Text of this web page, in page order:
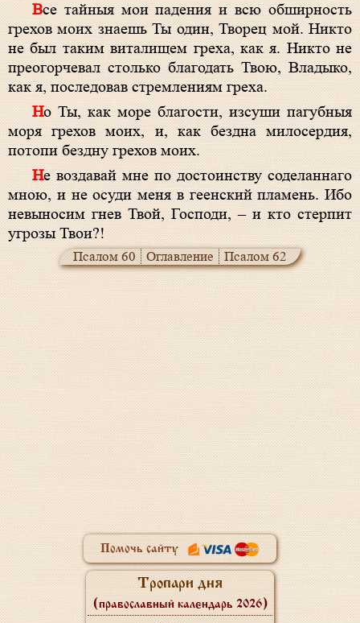
Все тайныя мои падения и всю обширность
грехов моих знаешь Ты один, Творец мой. Никто
не был таким виталищем греха, как я. Никто не
преогорчевал столько благодать Твою, Владыко,
как я, последовав стремлениям греха.
Но Ты, как море благости, изсуши пагубныя
моря грехов моих, и, как бездна милосердия,
потопи бездну грехов моих.
Не воздавай мне по достоинству соделаннаго
мною, и не осуди меня в геенский пламень. Ибо
невыносим гнев Твой, Господи, – и кто стерпит
угрозы Твои?!
Псалом 60 Оглавление Псалом 62
Помочь сайту
Тропари дня
(православный календарь 2026)